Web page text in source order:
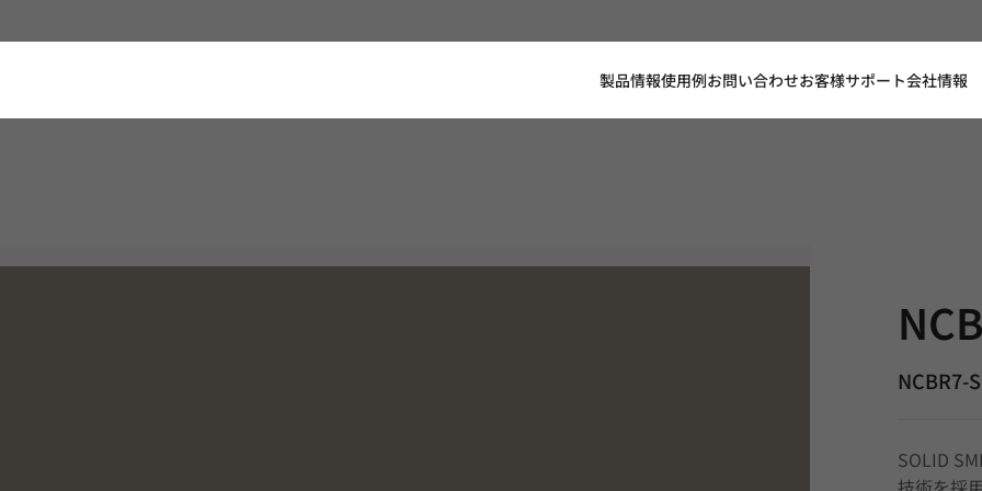
製品情報使用例お問い合わせお客様サポート会社情報
NCBR7-
SOLID